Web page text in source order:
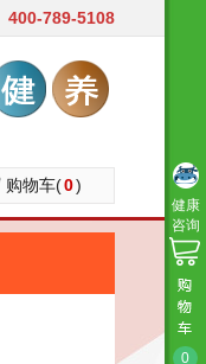
400-789-5108
购物车(0)
健康
咨询
0